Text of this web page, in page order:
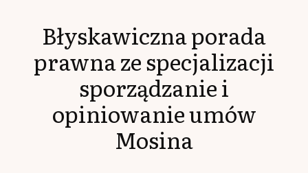
Błyskawiczna porada
prawna ze specjalizacji
sporządzanie i
opiniowanie umów
Mosina